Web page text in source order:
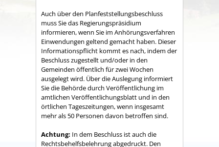
Auch über den Planfeststellungsbeschluss
muss Sie das Regierungspräsidium
informieren, wenn Sie im Anhörungsverfahren
Einwendungen geltend gemacht haben. Dieser
Informationspflicht kommt es nach, indem der
Beschluss zugestellt und/oder in den
Gemeinden öffentlich für zwei Wochen
ausgelegt wird. Über die Auslegung informiert
Sie die Behörde durch Veröffentlichung im
amtlichen Veröffentlichungsblatt und in den
örtlichen Tageszeitungen, wenn insgesamt
mehr als 50 Personen davon betroffen sind.
Achtung: In dem Beschluss ist auch die
Rechtsbehelfsbelehrung abgedruckt. Den